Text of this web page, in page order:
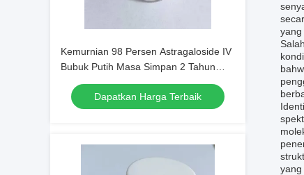
Kemurnian 98 Persen Astragaloside IV
Bubuk Putih Masa Simpan 2 Tahun
Diterapkan dalam Ekstrak Botani dan
Penelitian Ilmiah
Dapatkan Harga Terbaik
yang
yang